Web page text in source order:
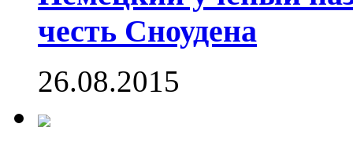
честь Сноудена
26.08.2015